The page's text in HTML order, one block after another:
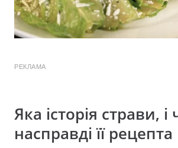
РЕКЛАМА
Яка історія страви,
насправді її рецепта